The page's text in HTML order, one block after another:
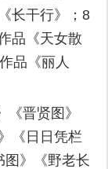
长干行》；8
品《天女散
品《丽人
晋贤图》
《日日凭栏
图》《野老长